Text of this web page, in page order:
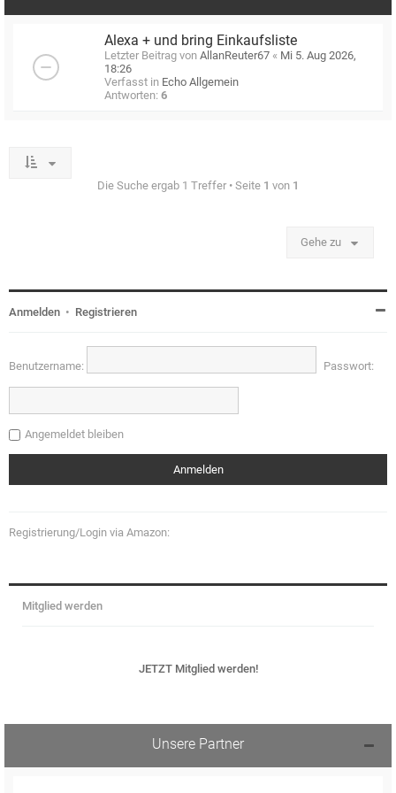
Alexa + und bring Einkaufsliste
Letzter Beitrag von AllanReuter67 « Mi 5. Aug 2026,
18:26
Verfasst in Echo Allgemein
Antworten: 6
Die Suche ergab 1 Treffer • Seite 1 von 1
Gehe zu
Anmelden • Registrieren
Benutzername: Passwort:
Angemeldet bleiben
Registrierung/Login via Amazon:
Mitglied werden
JETZT Mitglied werden!
Unsere Partner